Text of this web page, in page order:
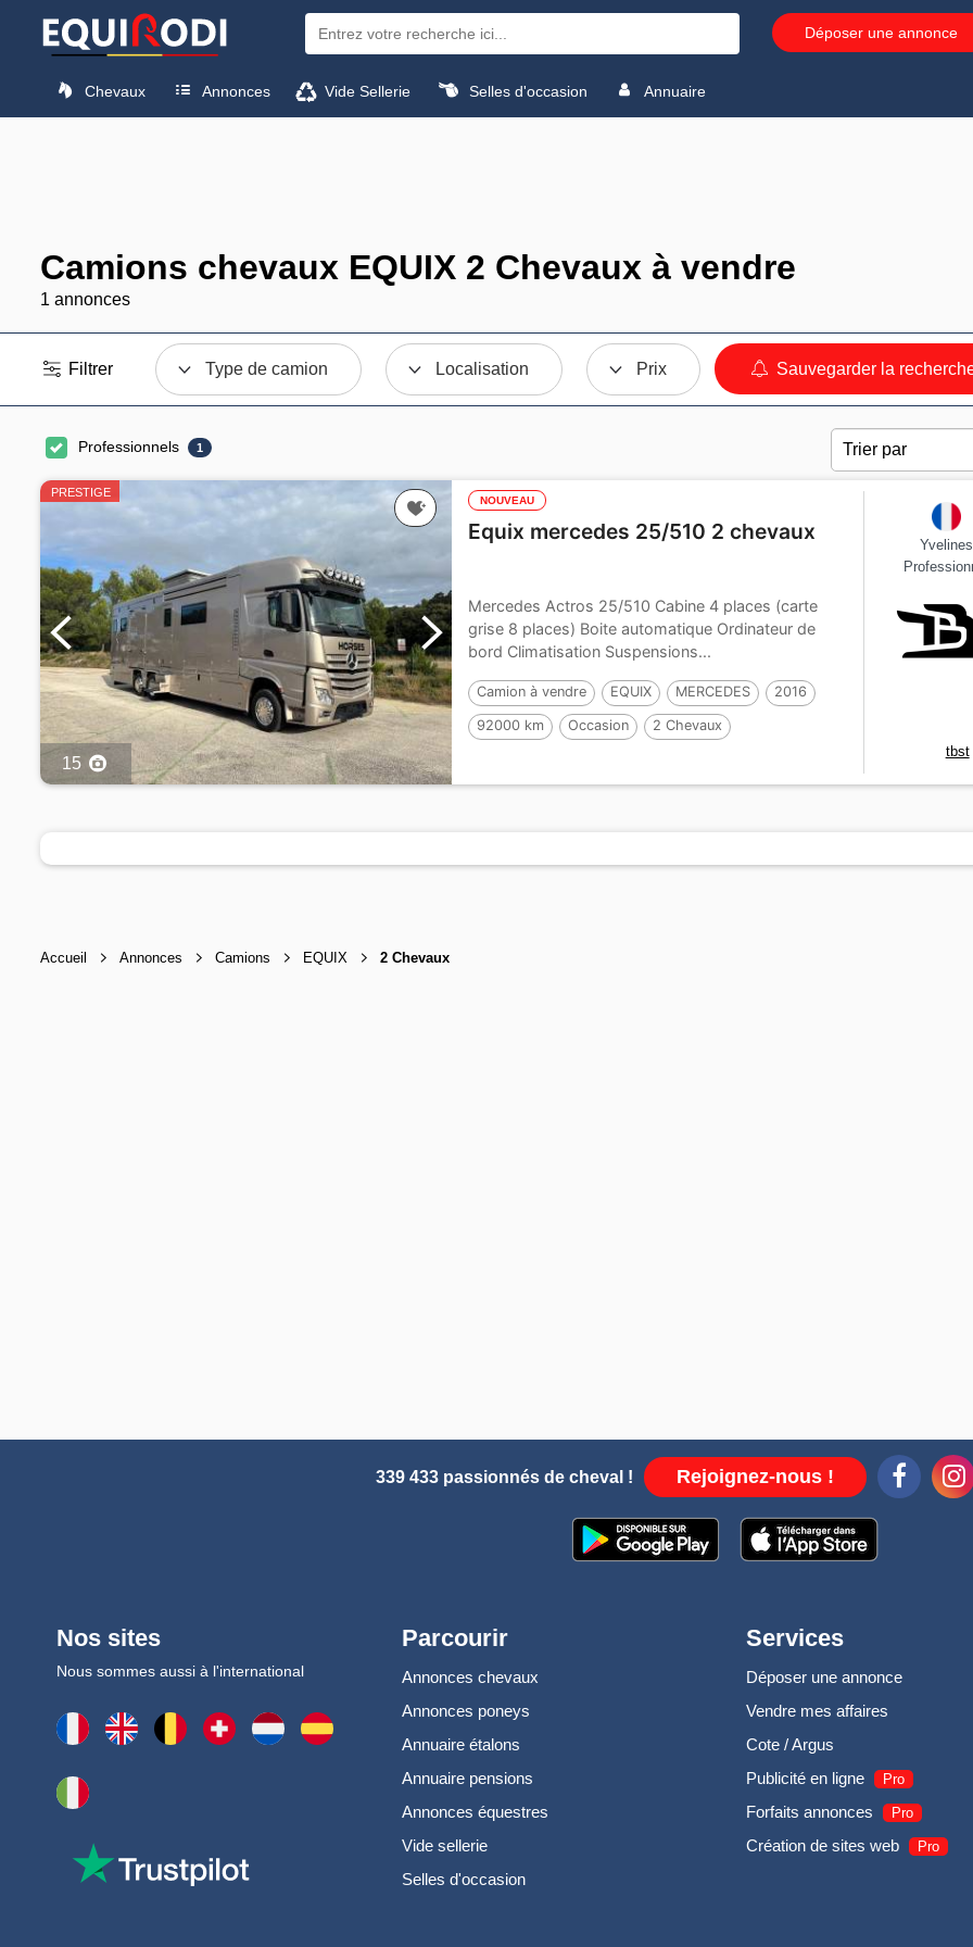
Déposer une annonce
Chevaux Annonces Vide Sellerie Selles d'occasion Annuaire
Camions chevaux EQUIX 2 Chevaux à vendre
1 annonces
Filtrer Type de camion Localisation Prix Sauvegarder la
Professionnels 1
PRESTIGE
15
NOUVEAU
Equix mercedes 25/510 2 chevaux
Mercedes Actros 25/510 Cabine 4 places (carte
grise 8 places) Boite automatique Ordinateur de
bord Climatisation Suspensions...
Camion à vendre EQUIX MERCEDES 2016
92000 km Occasion 2 Chevaux
Yvelines
tbst
Accueil Annonces Camions EQUIX 2 Chevaux
339 433 passionnés de cheval ! Rejoignez-nous !
Nos sites
Nous sommes aussi à l'international
Parcourir
Annonces chevaux
Annonces poneys
Annuaire étalons
Annuaire pensions
Annonces équestres
Vide sellerie
Selles d'occasion
Services
Déposer une annonce
Vendre mes affaires
Cote / Argus
Publicité en ligne
Pro
Forfaits annonces Pro
Création de sites web Pro